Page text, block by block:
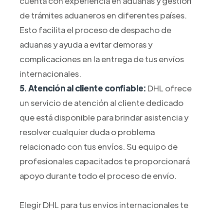
de trámites aduaneros en diferentes países.
Esto facilita el proceso de despacho de
aduanas y ayuda a evitar demoras y
complicaciones en la entrega de tus envíos
internacionales.
5. Atención al cliente confiable: DHL ofrece
un servicio de atención al cliente dedicado
que está disponible para brindar asistencia y
resolver cualquier duda o problema
relacionado con tus envíos. Su equipo de
profesionales capacitados te proporcionará
apoyo durante todo el proceso de envío.
Elegir DHL para tus envíos internacionales te